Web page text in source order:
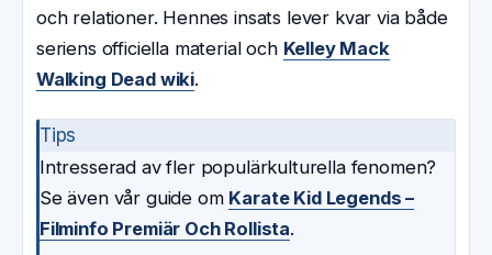
och relationer. Hennes insats lever kvar via både
seriens officiella material och Kelley Mack
Walking Dead wiki.
Tips
Intresserad av fler populärkulturella fenomen?
Se även vår guide om Karate Kid Legends –
Filminfo Premiär Och Rollista.